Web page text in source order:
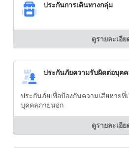
ประกันการเดินทางกลุ่ม
ดูรายละเอีย
ประกันภัยความรับผิดต่อบุค
ประกันภัยเพื่อป้องกันความเสียหาย
บุคคลภายนอก
ดูรายละเอีย